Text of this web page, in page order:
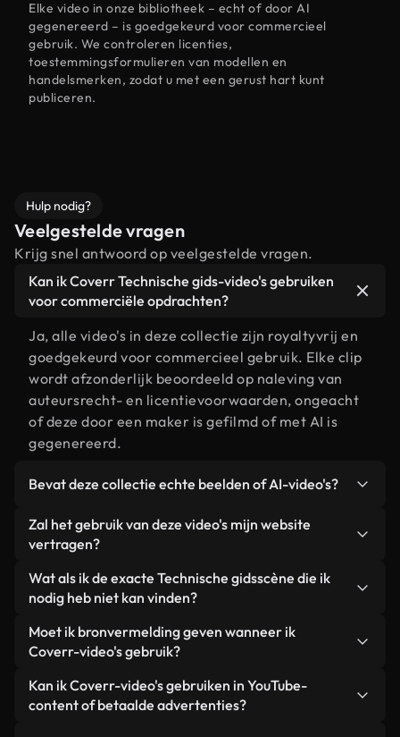
Elke video in onze bibliotheek – echt of door AI
gegenereerd – is goedgekeurd voor commercieel
gebruik. We controleren licenties,
toestemmingsformulieren van modellen en
handelsmerken, zodat u met een gerust hart kunt
publiceren.
Hulp nodig?
Veelgestelde vragen
Krijg snel antwoord op veelgestelde vragen.
Kan ik Coverr Technische gids-video's gebruiken
voor commerciële opdrachten?
Ja, alle video's in deze collectie zijn royaltyvrij en
goedgekeurd voor commercieel gebruik. Elke clip
wordt afzonderlijk beoordeeld op naleving van
auteursrecht- en licentievoorwaarden, ongeacht
of deze door een maker is gefilmd of met AI is
gegenereerd.
Bevat deze collectie echte beelden of AI-video's?
Beide. Dit is een hybride bibliotheek die bestaat
uit echte, door mensen gefilmde beelden van
gegenereerde video's. Elke video is duidelijk
gelabeld, zodat je altijd weet wat je gebruikt.
Zal het gebruik van deze video's mijn website
vertragen?
Niet als u voor onze geoptimaliseerde versies
kiest. Wij bieden lichtgewicht, webklare formaten
achtergrond. Zo blijft de kwaliteit hoog, worden de
laadtijden geminimaliseerd en worden
statistieken zoals LCP verbeterd.
Wat als ik de exacte Technische gidsscène die ik
nodig heb niet kan vinden?
Met Coverr AI Studio maak je direct een video.
Beschrijf de scène – bijvoorbeeld "Technische gids
binnen enkele seconden een gepersonaliseerde
video die voldoet aan onze licentievoorwaarden.
Moet ik bronvermelding geven wanneer ik
Coverr-video's gebruik?
Naamsvermelding is niet vereist. Alle video's in
onze stockbibliotheek zijn royaltyvrij en kunnen
Kan ik Coverr-video's gebruiken in YouTube-
content of betaalde advertenties?